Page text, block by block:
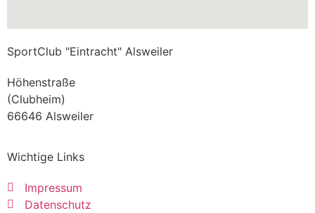
SportClub "Eintracht" Alsweiler
Höhenstraße
(Clubheim)
66646 Alsweiler
Wichtige Links
Impressum
Datenschutz